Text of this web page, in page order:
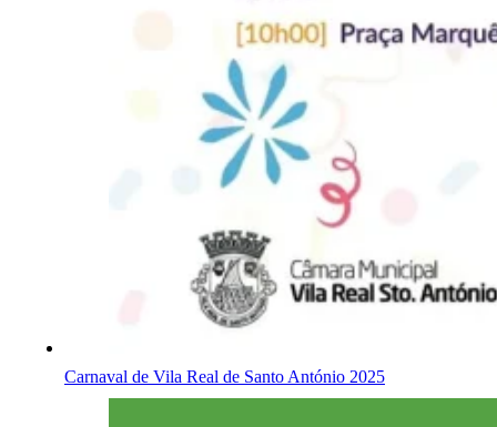
Carnaval de Vila Real de Santo António 2025